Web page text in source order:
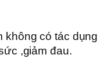
không có tác
,giảm đau.